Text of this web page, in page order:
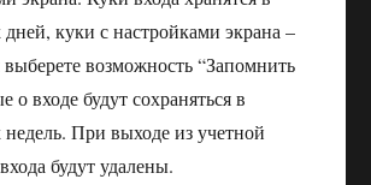
дней, куки с настройками экрана –
возможность “Запомнить
о входе будут сохраняться в
недель. При выходе из учетной
будут удалены.